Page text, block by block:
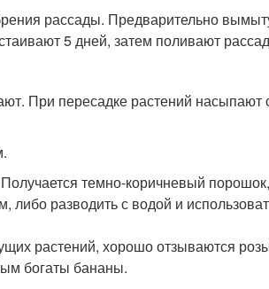
рассады. Предварительно
5 дней, затем поливают
При пересадке растений насыпают
темно-коричневый
разводить с водой и
растений, хорошо отзываются
богаты бананы.